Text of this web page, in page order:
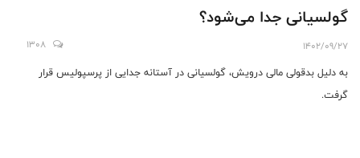
گولسیانی جدا می‌شود؟
1402/09/27
1308
به دلیل بدقولی مالی درویش، گولسیانی در آستانه جدایی از پرسپولیس قرار
گرفت.